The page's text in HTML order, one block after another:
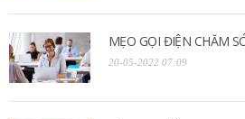
MẸO GỌI ĐIỆN CHĂM
20-05-2022 07:09